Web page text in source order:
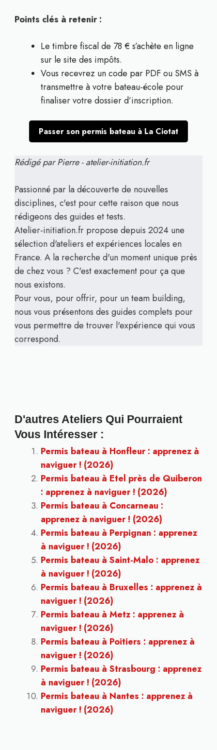
Points clés à retenir :
Le timbre fiscal de 78 € s’achète en ligne
sur le site des impôts.
Vous recevrez un code par PDF ou SMS à
transmettre à votre bateau-école pour
finaliser votre dossier d’inscription.
Passer son permis bateau à La Ciotat
Rédigé par Pierre - atelier-initiation.fr
Passionné par la découverte de nouvelles
disciplines, c'est pour cette raison que nous
rédigeons des guides et tests.
Atelier-initiation.fr propose depuis 2024 une
sélection d'ateliers et expériences locales en
France. A la recherche d'un moment unique près
de chez vous ? C'est exactement pour ça que
nous existons.
Pour vous, pour offrir, pour un team building,
nous vous présentons des guides complets pour
vous permettre de trouver l'expérience qui vous
correspond.
D'autres Ateliers Qui Pourraient
Vous Intéresser :
Permis bateau à Honfleur : apprenez à
naviguer ! (2026)
Permis bateau à Etel près de Quiberon
: apprenez à naviguer ! (2026)
Permis bateau à Concarneau :
apprenez à naviguer ! (2026)
Permis bateau à Perpignan : apprenez
à naviguer ! (2026)
Permis bateau à Saint-Malo : apprenez
à naviguer ! (2026)
Permis bateau à Bruxelles : apprenez à
naviguer ! (2026)
Permis bateau à Metz : apprenez à
naviguer ! (2026)
Permis bateau à Poitiers : apprenez à
naviguer ! (2026)
Permis bateau à Strasbourg : apprenez
à naviguer ! (2026)
Permis bateau à Nantes : apprenez à
naviguer ! (2026)